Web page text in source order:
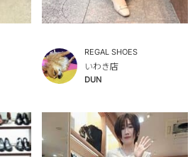
REGAL SHOES
いわき店
DUN